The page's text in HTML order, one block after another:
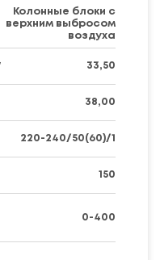
Колонные блоки с
верхним выбросом
воздуха
33,50
38,00
220-240/50(60)/1
150
0-400